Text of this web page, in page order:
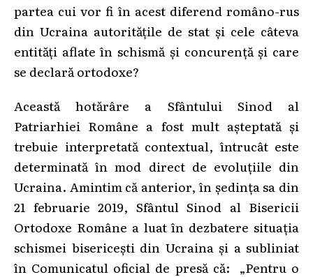
partea cui vor fi în acest diferend româno-rus
din Ucraina autoritățile de stat și cele câteva
entități aflate în schismă și concurență și care
se declară ortodoxe?
Această hotărâre a Sfântului Sinod al
Patriarhiei Române a fost mult așteptată și
trebuie interpretată contextual, întrucât este
determinată în mod direct de evoluțiile din
Ucraina. Amintim că anterior, în ședința sa din
21 februarie 2019, Sfântul Sinod al Bisericii
Ortodoxe Române a luat în dezbatere situația
schismei bisericești din Ucraina și a subliniat
în Comunicatul oficial de presă că: „Pentru o